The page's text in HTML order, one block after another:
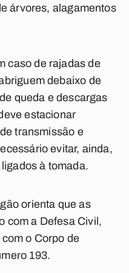
árvores, alagamentos
caso de rajadas de
debaixo de
queda e descargas
estacionar
transmissão e
evitar, ainda,
à tomada.
orienta que as
com a Defesa Civil,
o Corpo de
193.